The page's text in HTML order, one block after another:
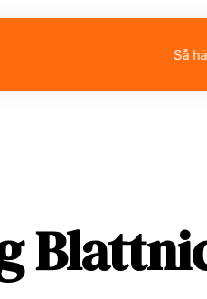
Så